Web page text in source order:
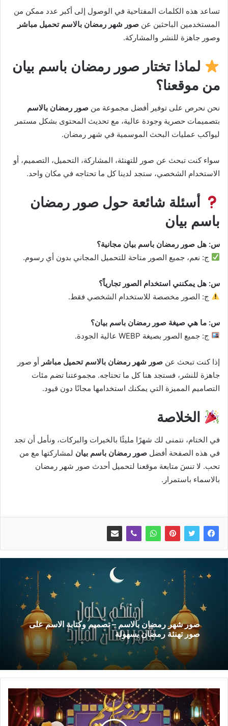
تساعد هذه الكلمات المفتاحية في الوصول إلى أكبر عدد ممكن من
المستخدمين الباحثين عن صور شهر رمضان بالاسم تحميل مباشر
وصور جاهزة للنشر والمشاركة.
لماذا تختار صور رمضان باسم بيان
من موقعنا؟
نحن نحرص على توفير أفضل مجموعة من صور رمضان بالاسم
بتصميمات حصرية وجودة عالية، مع تحديث المحتوى بشكل مستمر
ليواكب عمليات البحث الموسمية في شهر رمضان.
سواء كنت تبحث عن صور للتهنئة، المشاركة، التحميل، التصميم، أو
الاستخدام الشخصي، ستجد لدينا كل ما تحتاجه في مكان واحد.
أسئلة شائعة حول صور رمضان
باسم بيان
س: هل صور رمضان باسم بيان مجانية؟
ج: نعم، جميع الصور متاحة للتحميل المجاني بدون أي رسوم.
س: هل يمكنني استخدام الصور تجارياً؟
ج: الصور مخصصة للاستخدام الشخصي فقط.
س: ما هي صيغة صور رمضان باسم بيان؟
ج: جميع الصور بصيغة WEBP عالية الجودة.
إذا كنت تبحث عن صور شهر رمضان بالاسم تحميل مباشر أو صور
جاهزة للنشر، فستجد هنا كل ما تحتاجه. مجموعتنا تضم مئات
التصاميم المميزة التي يمكنك استخدامها مجانًا دون قيود.
الخلاصة
في الختام، نتمنى لك شهرًا مليئًا بالخيرات والبركات، ونأمل أن تجد
في هذه الصفحة أفضل صور رمضان باسم بيان لمشاركتها مع من
تحب. لا تنسَ متابعة موقعنا لتحميل أحدث صور شهر رمضان
بالاسماء باستمرار.
صور شهر رمضان بالاسم – تصميم وكتابة الاسم على
صور تهنئة رمضان بسهولة